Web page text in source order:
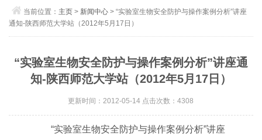
当前位置： 主页 > 新闻中心 > “实验室生物安全防护与操作案例分析”讲座
通知-陕西师范大学站（2012年5月17日）
“实验室生物安全防护与操作案例分析”讲座通
知-陕西师范大学站（2012年5月17日）
更新时间：2012-05-14 点击次数：4308
“实验室生物安全防护与操作案例分析”讲座